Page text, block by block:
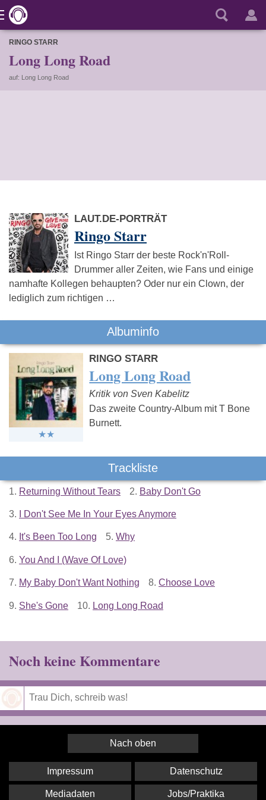
RINGO STARR
Long Long Road
auf: Long Long Road
LAUT.DE-PORTRÄT
Ringo Starr
Ist Ringo Starr der beste Rock'n'Roll-
Drummer aller Zeiten, wie Fans und einige
namhafte Kollegen behaupten? Oder nur ein Clown, der
lediglich zum richtigen …
Albuminfo
RINGO STARR
Long Long Road
Kritik von Sven Kabelitz
Das zweite Country-Album mit T Bone
Burnett.
Trackliste
1. Returning Without Tears 2. Baby Don't Go
3. I Don't See Me In Your Eyes Anymore
4. It's Been Too Long 5. Why
6. You And I (Wave Of Love)
7. My Baby Don't Want Nothing 8. Choose Love
9. She's Gone 10. Long Long Road
Noch keine Kommentare
Nach oben
Impressum Datenschutz
Mediadaten Jobs/Praktika